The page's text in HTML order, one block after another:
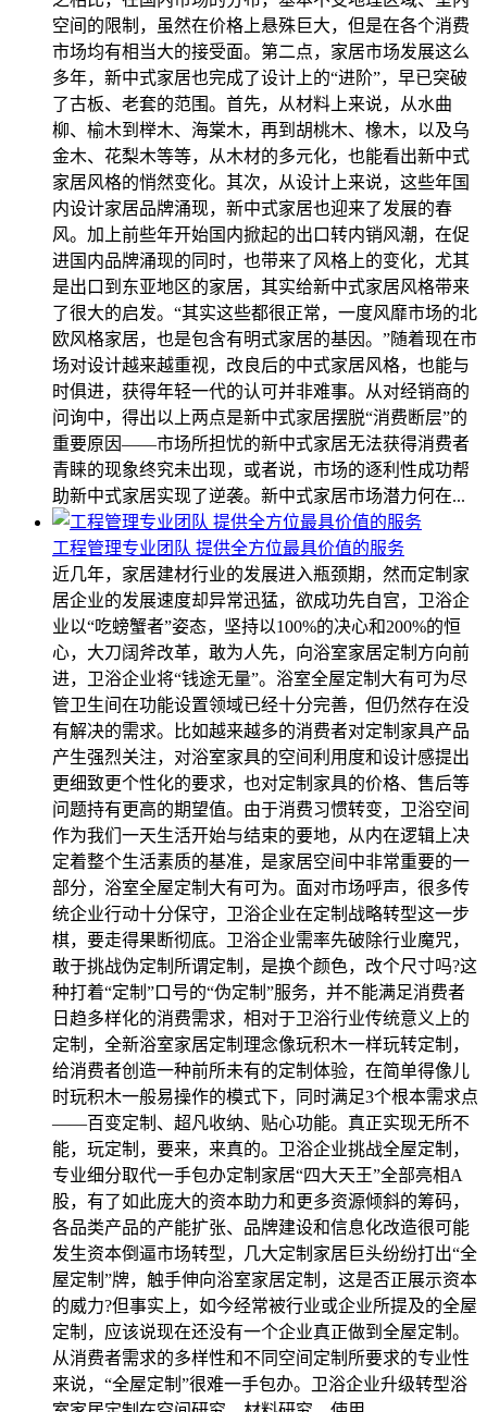
空间的限制，虽然在价格上悬殊巨大，但是在各个消费
市场均有相当大的接受面。第二点，家居市场发展这么
多年，新中式家居也完成了设计上的“进阶”，早已突破
了古板、老套的范围。首先，从材料上来说，从水曲
柳、榆木到榉木、海棠木，再到胡桃木、橡木，以及乌
金木、花梨木等等，从木材的多元化，也能看出新中式
家居风格的悄然变化。其次，从设计上来说，这些年国
内设计家居品牌涌现，新中式家居也迎来了发展的春
风。加上前些年开始国内掀起的出口转内销风潮，在促
进国内品牌涌现的同时，也带来了风格上的变化，尤其
是出口到东亚地区的家居，其实给新中式家居风格带来
了很大的启发。“其实这些都很正常，一度风靡市场的北
欧风格家居，也是包含有明式家居的基因。”随着现在市
场对设计越来越重视，改良后的中式家居风格，也能与
时俱进，获得年轻一代的认可并非难事。从对经销商的
问询中，得出以上两点是新中式家居摆脱“消费断层”的
重要原因——市场所担忧的新中式家居无法获得消费者
青睐的现象终究未出现，或者说，市场的逐利性成功帮
助新中式家居实现了逆袭。新中式家居市场潜力何在...
工程管理专业团队 提供全方位最具价值的服务
近几年，家居建材行业的发展进入瓶颈期，然而定制家
居企业的发展速度却异常迅猛，欲成功先自宫，卫浴企
业以“吃螃蟹者”姿态，坚持以100%的决心和200%的恒
心，大刀阔斧改革，敢为人先，向浴室家居定制方向前
进，卫浴企业将“钱途无量”。浴室全屋定制大有可为尽
管卫生间在功能设置领域已经十分完善，但仍然存在没
有解决的需求。比如越来越多的消费者对定制家具产品
产生强烈关注，对浴室家具的空间利用度和设计感提出
更细致更个性化的要求，也对定制家具的价格、售后等
问题持有更高的期望值。由于消费习惯转变，卫浴空间
作为我们一天生活开始与结束的要地，从内在逻辑上决
定着整个生活素质的基准，是家居空间中非常重要的一
部分，浴室全屋定制大有可为。面对市场呼声，很多传
统企业行动十分保守，卫浴企业在定制战略转型这一步
棋，要走得果断彻底。卫浴企业需率先破除行业魔咒，
敢于挑战伪定制所谓定制，是换个颜色，改个尺寸吗?这
种打着“定制”口号的“伪定制”服务，并不能满足消费者
日趋多样化的消费需求，相对于卫浴行业传统意义上的
定制，全新浴室家居定制理念像玩积木一样玩转定制，
给消费者创造一种前所未有的定制体验，在简单得像儿
时玩积木一般易操作的模式下，同时满足3个根本需求点
――百变定制、超凡收纳、贴心功能。真正实现无所不
能，玩定制，要来，来真的。卫浴企业挑战全屋定制，
专业细分取代一手包办定制家居“四大天王”全部亮相A
股，有了如此庞大的资本助力和更多资源倾斜的筹码，
各品类产品的产能扩张、品牌建设和信息化改造很可能
发生资本倒逼市场转型，几大定制家居巨头纷纷打出“全
屋定制”牌，触手伸向浴室家居定制，这是否正展示资本
的威力?但事实上，如今经常被行业或企业所提及的全屋
定制，应该说现在还没有一个企业真正做到全屋定制。
从消费者需求的多样性和不同空间定制所要求的专业性
来说，“全屋定制”很难一手包办。卫浴企业升级转型浴